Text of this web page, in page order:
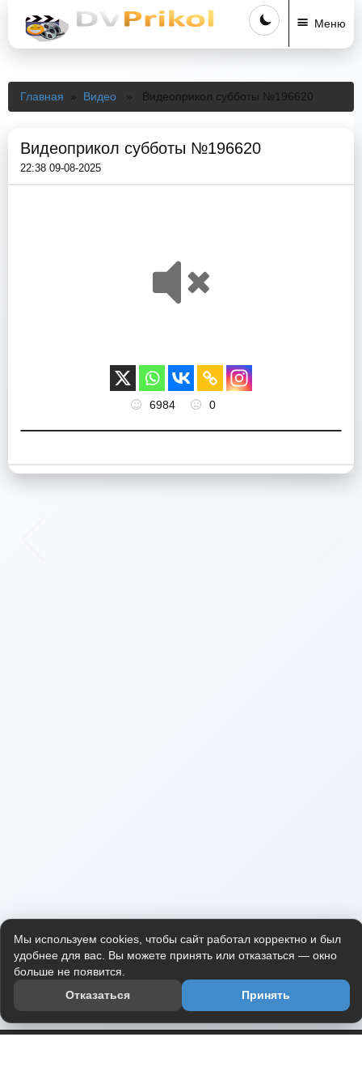
Меню
Главная » Видео » Видеоприкол субботы №196620
Видеоприкол субботы №196620
22:38 09-08-2025
6984 0
Мы используем cookies, чтобы сайт работал корректно и был
удобнее для вас. Вы можете принять или отказаться — окно
больше не появится.
Отказаться
Принять